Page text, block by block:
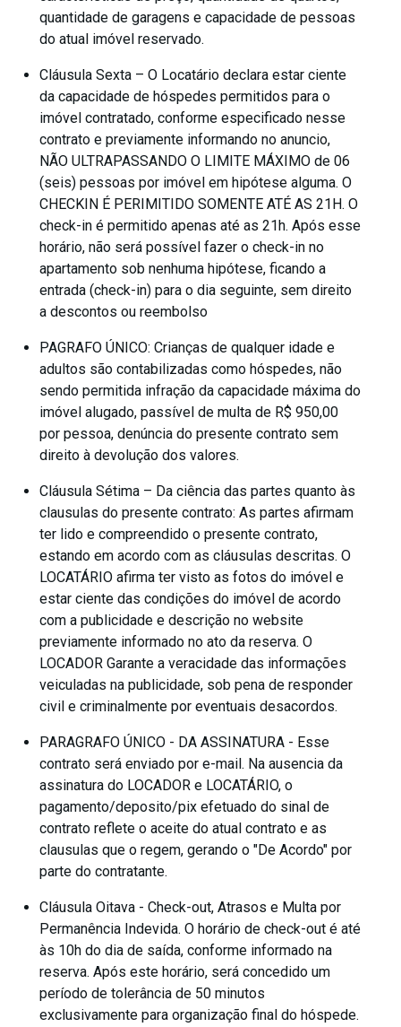
quantidade de garagens e capacidade de pessoas
do atual imóvel reservado.
Cláusula Sexta – O Locatário declara estar ciente
da capacidade de hóspedes permitidos para o
imóvel contratado, conforme especificado nesse
contrato e previamente informando no anuncio,
NÃO ULTRAPASSANDO O LIMITE MÁXIMO de 06
(seis) pessoas por imóvel em hipótese alguma. O
CHECKIN É PERIMITIDO SOMENTE ATÉ AS 21H. O
check-in é permitido apenas até as 21h. Após esse
horário, não será possível fazer o check-in no
apartamento sob nenhuma hipótese, ficando a
entrada (check-in) para o dia seguinte, sem direito
a descontos ou reembolso
PAGRAFO ÚNICO: Crianças de qualquer idade e
adultos são contabilizadas como hóspedes, não
sendo permitida infração da capacidade máxima do
imóvel alugado, passível de multa de R$ 950,00
por pessoa, denúncia do presente contrato sem
direito à devolução dos valores.
Cláusula Sétima – Da ciência das partes quanto às
clausulas do presente contrato: As partes afirmam
ter lido e compreendido o presente contrato,
estando em acordo com as cláusulas descritas. O
LOCATÁRIO afirma ter visto as fotos do imóvel e
estar ciente das condições do imóvel de acordo
com a publicidade e descrição no website
previamente informado no ato da reserva. O
LOCADOR Garante a veracidade das informações
veiculadas na publicidade, sob pena de responder
civil e criminalmente por eventuais desacordos.
PARAGRAFO ÚNICO - DA ASSINATURA - Esse
contrato será enviado por e-mail. Na ausencia da
assinatura do LOCADOR e LOCATÁRIO, o
pagamento/deposito/pix efetuado do sinal de
contrato reflete o aceite do atual contrato e as
clausulas que o regem, gerando o "De Acordo" por
parte do contratante.
Cláusula Oitava - Check-out, Atrasos e Multa por
Permanência Indevida. O horário de check-out é até
às 10h do dia de saída, conforme informado na
reserva. Após este horário, será concedido um
período de tolerância de 50 minutos
exclusivamente para organização final do hóspede.